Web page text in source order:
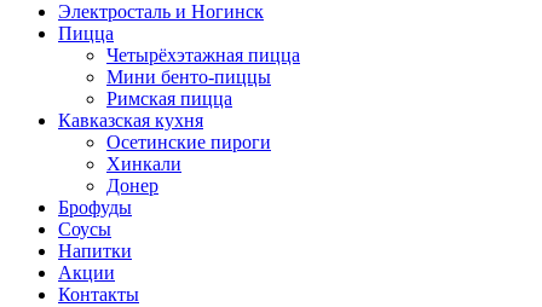
Электросталь и Ногинск
Пицца
Четырёхэтажная пицца
Мини бенто-пиццы
Римская пицца
Кавказская кухня
Осетинские пироги
Хинкали
Донер
Брофуды
Соусы
Напитки
Акции
Контакты